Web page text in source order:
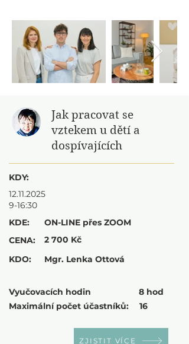
Jak pracovat se
vztekem u dětí a
dospívajících
KDY:
12.11.2025
9-16:30
KDE:
ON-LINE přes ZOOM
CENA:
2 700 Kč
KDO:
Mgr. Lenka Ottová
Vyučovacích hodin
8 hod
Maximální počet účastníků:
16
ZJISTIT VÍCE